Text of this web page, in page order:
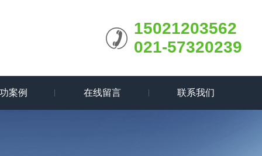
15021203562
021-57320239
案例 在线留言 联系我们